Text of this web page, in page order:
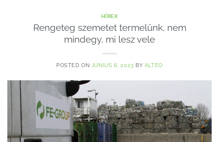
HÍREK
Rengeteg szemetet termelünk, nem
mindegy, mi lesz vele
POSTED ON JÚNIUS 6, 2023 BY ALTEO